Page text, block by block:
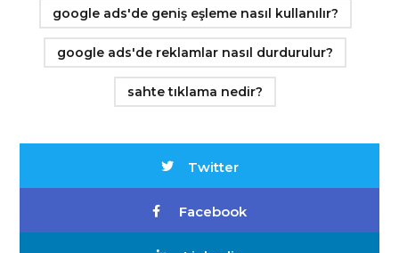
google ads'de geniş eşleme nasıl kullanılır?
google ads'de reklamlar nasıl durdurulur?
sahte tıklama nedir?
Twitter
Facebook